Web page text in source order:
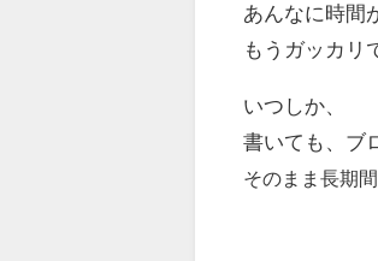
あんなに時間
もうガッカリ
いつしか、
書いても、ブ
そのまま長期